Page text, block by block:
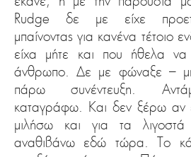
Rudge δε με είχε
μπαίνοντας για κανένα τέτοιο
είχα μήτε και που ήθελα
άνθρωπο. Δε με φώναξε –
πάρω συνέντευξη.
καταγράφω. Και δεν ξέρω αν
μιλήσω και για τα
αναθιβάνω εδώ τώρα. Το